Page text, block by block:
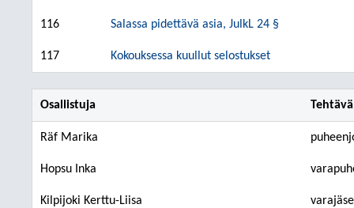
116 Salassa pidettävä asia, JulkL 24 §
117 Kokouksessa kuullut selostukset
Osallistuja Tehtävä
Räf Marika
Hopsu Inka
Kilpijoki Kerttu-Liisa